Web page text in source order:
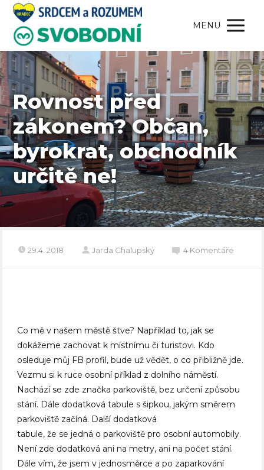
MENU
Rovnost před
zákonem? Občan,
byrokrat, obchodník
určitě ne!
29.4. 2018 Jarda Chalupský 4 Komentáře
Co mě v našem městě štve? Například to, jak se
dokážeme zachovat k místnímu či turistovi. Kdo
osleduje můj FB profil, bude už vědět, o co přibližně jde.
Vezmu si k ruce osobní příklad z dolního náměstí.
Nachází se zde značka parkoviště, bez určení způsobu
stání. Dále dodatková tabule s šipkou, jakým směrem
parkoviště začíná. Další dodatková
tabule, že se jedná o parkoviště pro osobní automobily.
Není zde dodatková ani na metry, ani na počet stání.
Dále vím, že jsem v jednosměrce a po zaparkování